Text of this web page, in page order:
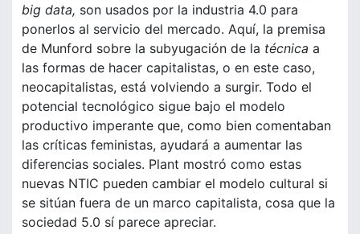
big data, son usados por la industria 4.0 para
ponerlos al servicio del mercado. Aquí, la premisa
de Munford sobre la subyugación de la técnica a
las formas de hacer capitalistas, o en este caso,
neocapitalistas, está volviendo a surgir. Todo el
potencial tecnológico sigue bajo el modelo
productivo imperante que, como bien comentaban
las críticas feministas, ayudará a aumentar las
diferencias sociales. Plant mostró como estas
nuevas NTIC pueden cambiar el modelo cultural si
se sitúan fuera de un marco capitalista, cosa que la
sociedad 5.0 sí parece apreciar.